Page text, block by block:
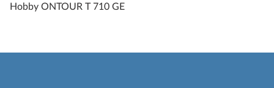
Hobby ONTOUR T 710 GE